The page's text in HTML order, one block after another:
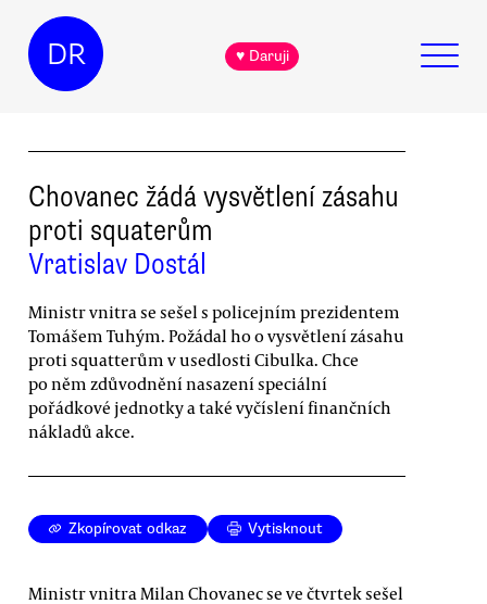
DR ♥ Daruji
Chovanec žádá vysvětlení zásahu
proti squaterům
Vratislav Dostál
Ministr vnitra se sešel s policejním prezidentem
Tomášem Tuhým. Požádal ho o vysvětlení zásahu
proti squatterům v usedlosti Cibulka. Chce
po něm zdůvodnění nasazení speciální
pořádkové jednotky a také vyčíslení finančních
nákladů akce.
Zkopírovat odkaz Vytisknout
Ministr vnitra Milan Chovanec se ve čtvrtek sešel